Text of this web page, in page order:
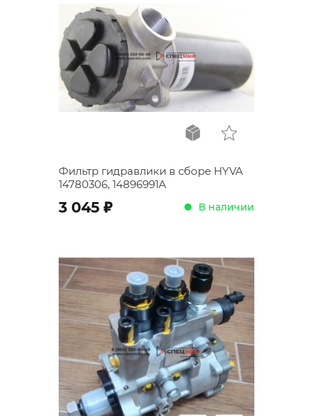
Фильтр гидравлики в сборе HYVA
14780306, 14896991A
3 045 ; В наличии